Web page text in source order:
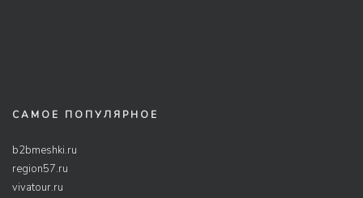
САМОЕ ПОПУЛЯРНОЕ
b2bmeshki.ru
region57.ru
vivatour.ru